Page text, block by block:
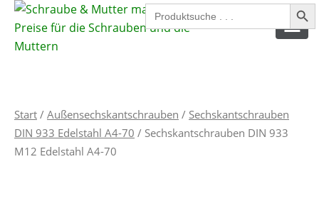
Search
for:
Search Button
SPANPLATTENSCHRAUBEN
INNENSECHSKANTSCHRAUBEN
Start / Außensechskantschrauben / Sechskantschrauben
DIN 933 Edelstahl A4-70 / Sechskantschrauben DIN 933
M12 Edelstahl A4-70